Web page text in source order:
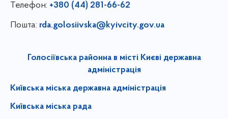
Телефон: +380 (44) 281-66-62
Пошта: rda.golosiivska@kyivcity.gov.ua
Голосіївська районна в місті Києві державна
адміністрація
Київська міська державна адміністрація
Київська міська рада